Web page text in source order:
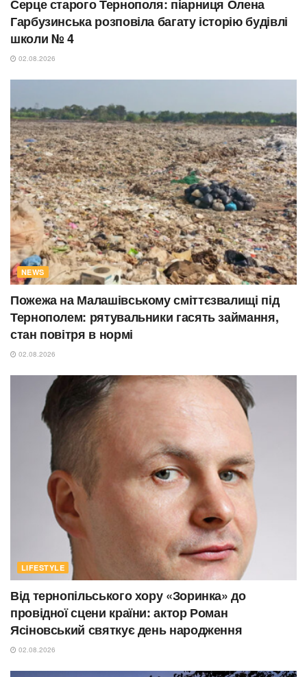
Серце старого Тернополя: піарниця Олена
Гарбузинська розповіла багату історію будівлі
школи № 4
02.08.2026
NEWS
Пожежа на Малашівському сміттєзвалищі під
Тернополем: рятувальники гасять займання,
стан повітря в нормі
02.08.2026
LIFESTYLE
Від тернопільського хору «Зоринка» до
провідної сцени країни: актор Роман
Ясіновський святкує день народження
02.08.2026